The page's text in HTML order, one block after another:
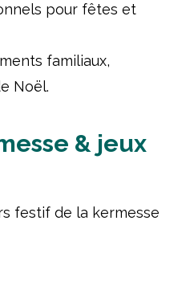
pour fêtes et
familiaux,
Noël.
& jeux
festif de la kermesse